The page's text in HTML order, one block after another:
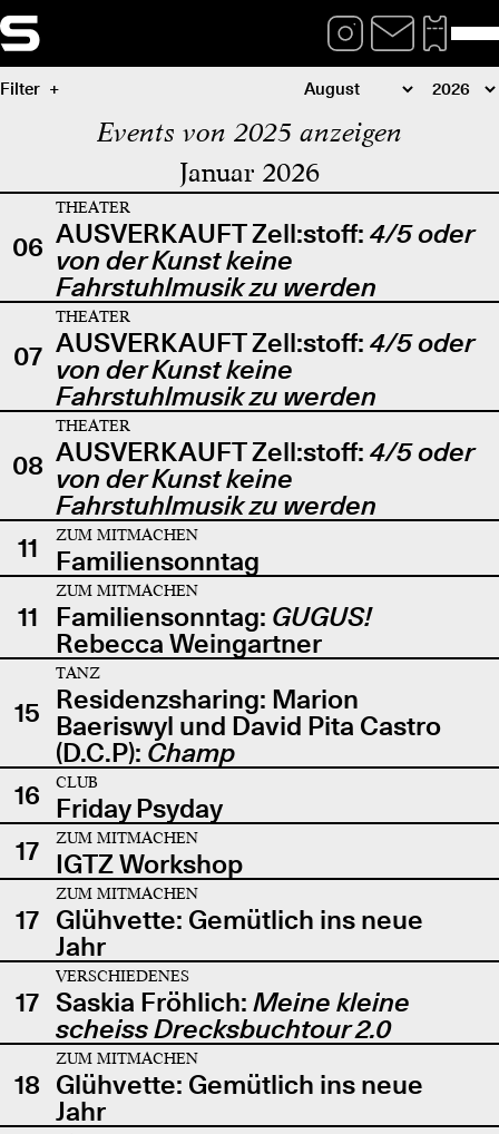
Filter
Events von 2025 anzeigen
Januar 2026
06
THEATER
AUSVERKAUFT Zell:stoff: 4/5 oder
von der Kunst keine
Fahrstuhlmusik zu werden
07
THEATER
AUSVERKAUFT Zell:stoff: 4/5 oder
von der Kunst keine
Fahrstuhlmusik zu werden
08
THEATER
AUSVERKAUFT Zell:stoff: 4/5 oder
von der Kunst keine
Fahrstuhlmusik zu werden
11
ZUM MITMACHEN
Familiensonntag
11
ZUM MITMACHEN
Familiensonntag: GUGUS!
Rebecca Weingartner
15
TANZ
Residenzsharing: Marion
Baeriswyl und David Pita Castro
(D.C.P): Champ
16
CLUB
Friday Psyday
17
ZUM MITMACHEN
IGTZ Workshop
17
ZUM MITMACHEN
Glühvette: Gemütlich ins neue
Jahr
17
VERSCHIEDENES
Saskia Fröhlich: Meine kleine
scheiss Drecksbuchtour 2.0
18
ZUM MITMACHEN
Glühvette: Gemütlich ins neue
Jahr